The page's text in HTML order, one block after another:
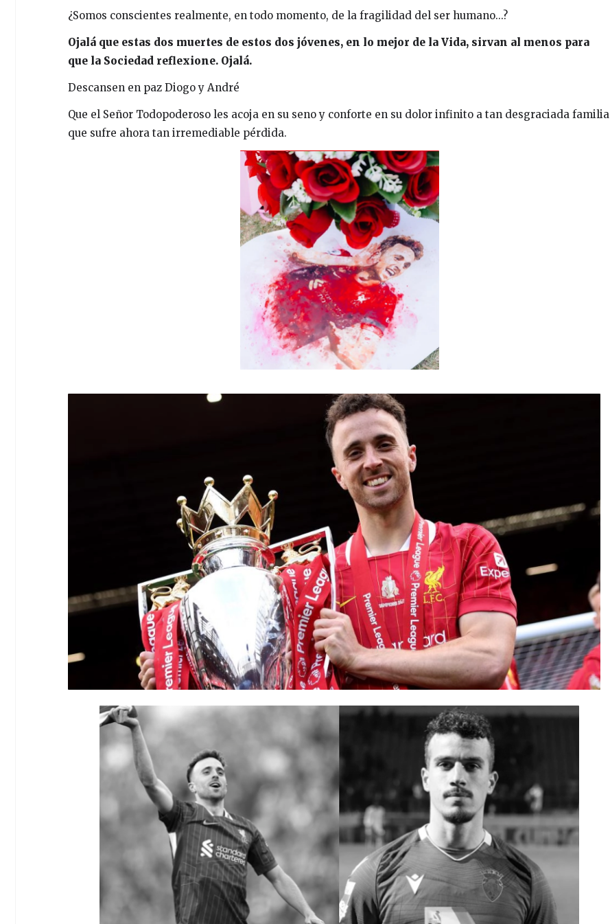
¿Somos conscientes realmente, en todo momento, de la fragilidad del ser humano...?
Ojalá que estas dos muertes de estos dos jóvenes, en lo mejor de la Vida, sirvan al menos para
que la Sociedad reflexione. Ojalá.
Descansen en paz Diogo y André
Que el Señor Todopoderoso les acoja en su seno y conforte en su dolor infinito a tan desgraciada familia
que sufre ahora tan irremediable pérdida.